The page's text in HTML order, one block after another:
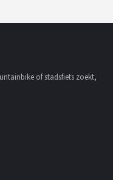
of stadsfiets zoekt,